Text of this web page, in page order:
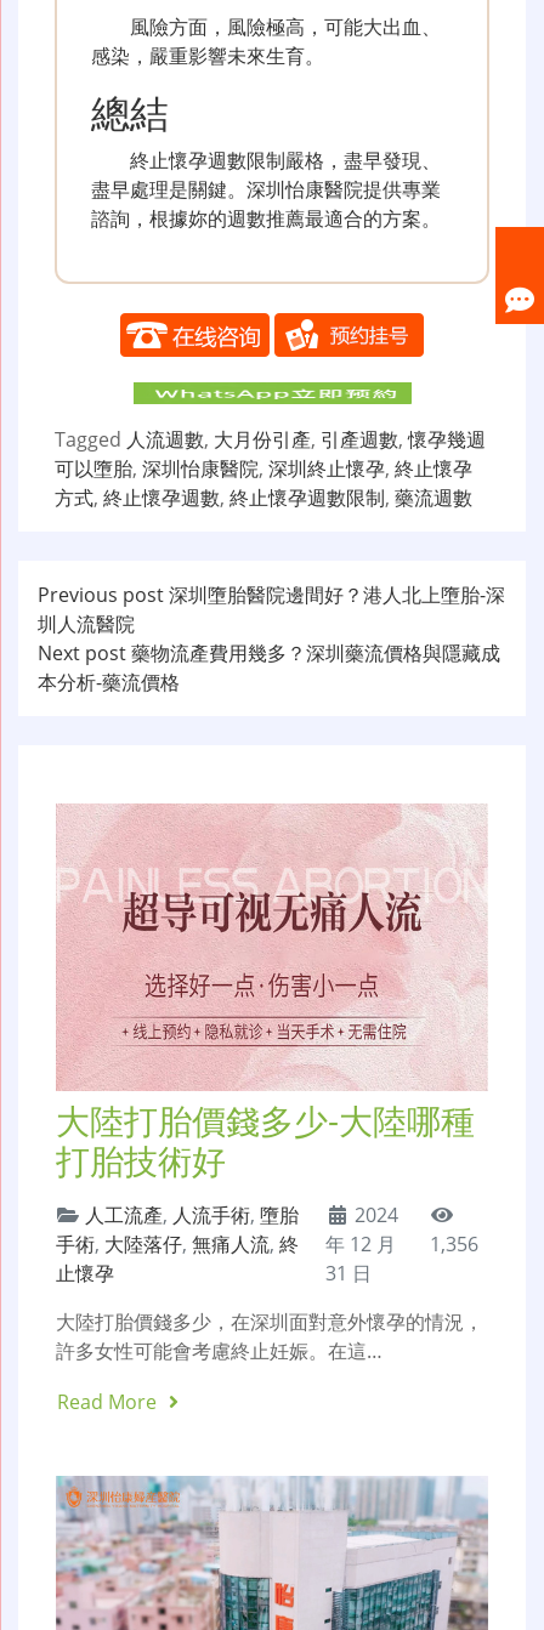
風險方面，風險極高，可能大出血、
感染，嚴重影響未來生育。
總結
終止懷孕週數限制嚴格，盡早發現、
盡早處理是關鍵。深圳怡康醫院提供專業
諮詢，根據妳的週數推薦最適合的方案。
Tagged 人流週數, 大月份引產, 引產週數,懷孕幾週
可以墮胎, 深圳怡康醫院, 深圳終止懷孕, 終止懷孕
方式, 終止懷孕週數, 終止懷孕週數限制, 藥流週數
文
章
导
Previous post深圳墮胎醫院邊間好？港人北上墮胎-深
圳人流醫院
Next post藥物流產費用幾多？深圳藥流價格與隱藏成
本分析-藥流價格
大陸打胎價錢多少-大陸哪種
打胎技術好
人工流產, 人流手術, 墮胎
手術, 大陸落仔, 無痛人流, 終
止懷孕
2024
年 12 月
31 日
1,356
大陸打胎價錢多少，在深圳面對意外懷孕的情況，
許多女性可能會考慮終止妊娠。在這…
Read More